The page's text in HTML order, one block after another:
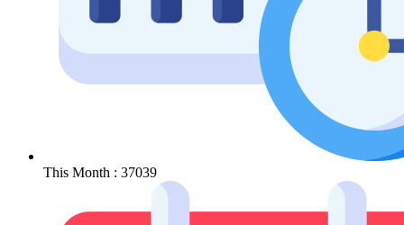
This Month : 37039